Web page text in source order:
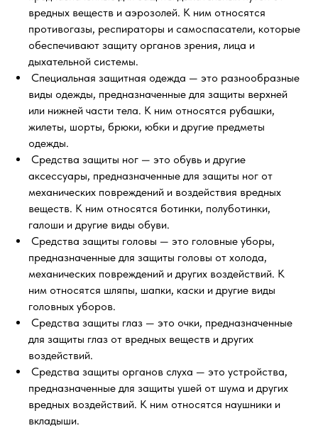
вредных веществ и аэрозолей. К ним относятся
противогазы, респираторы и самоспасатели, которые
обеспечивают защиту органов зрения, лица и
дыхательной системы.
Специальная защитная одежда — это разнообразные
виды одежды, предназначенные для защиты верхней
или нижней части тела. К ним относятся рубашки,
жилеты, шорты, брюки, юбки и другие предметы
одежды.
Средства защиты ног — это обувь и другие
аксессуары, предназначенные для защиты ног от
механических повреждений и воздействия вредных
веществ. К ним относятся ботинки, полуботинки,
галоши и другие виды обуви.
Средства защиты головы — это головные уборы,
предназначенные для защиты головы от холода,
механических повреждений и других воздействий. К
ним относятся шляпы, шапки, каски и другие виды
головных уборов.
Средства защиты глаз — это очки, предназначенные
для защиты глаз от вредных веществ и других
воздействий.
Средства защиты органов слуха — это устройства,
предназначенные для защиты ушей от шума и других
вредных воздействий. К ним относятся наушники и
вкладыши.